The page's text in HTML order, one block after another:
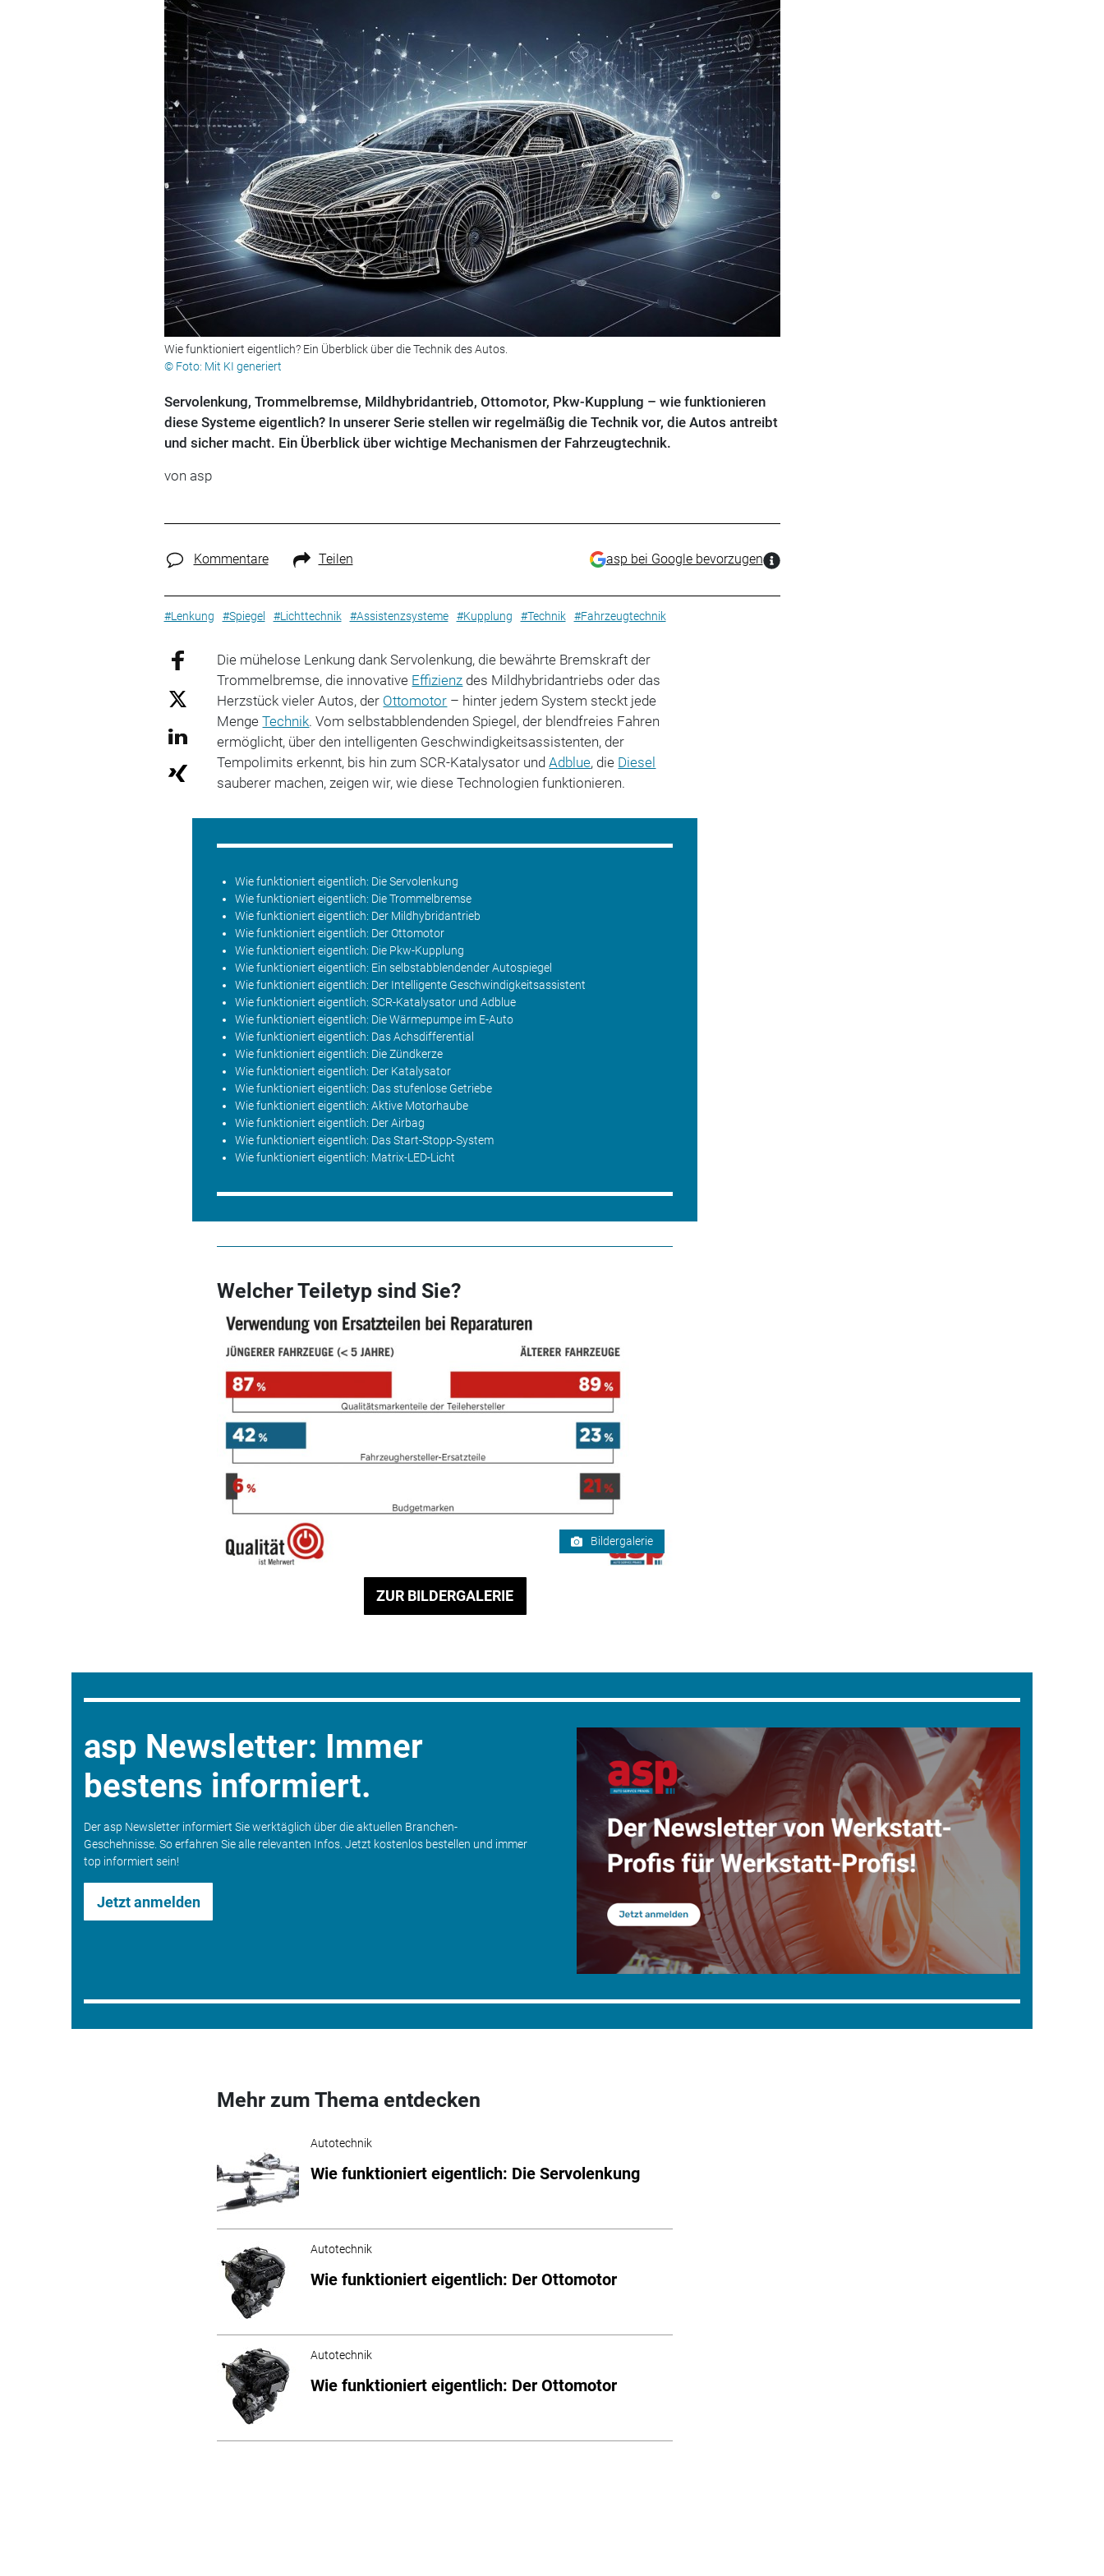
Wie funktioniert eigentlich? Ein Überblick über die Technik des Autos.
© Foto: Mit KI generiert
Servolenkung, Trommelbremse, Mildhybridantrieb, Ottomotor, Pkw-Kupplung – wie funktionieren
diese Systeme eigentlich? In unserer Serie stellen wir regelmäßig die Technik vor, die Autos antreibt
und sicher macht. Ein Überblick über wichtige Mechanismen der Fahrzeugtechnik.
von asp
Kommentare Teilen asp bei Google bevorzugen
#Lenkung #Spiegel #Lichttechnik #Assistenzsysteme #Kupplung #Technik #Fahrzeugtechnik
Die mühelose Lenkung dank Servolenkung, die bewährte Bremskraft der
Trommelbremse, die innovative Effizienz des Mildhybridantriebs oder das
Herzstück vieler Autos, der Ottomotor – hinter jedem System steckt jede
MengeTechnik. Vom selbstabblendenden Spiegel, der blendfreies Fahren
ermöglicht, über den intelligenten Geschwindigkeitsassistenten, der
Tempolimits erkennt, bis hin zum SCR-Katalysator undAdblue, die Diesel
sauberer machen, zeigen wir, wie diese Technologien funktionieren.
Wie funktioniert eigentlich: Die Servolenkung
Wie funktioniert eigentlich: Die Trommelbremse
Wie funktioniert eigentlich: Der Mildhybridantrieb
Wie funktioniert eigentlich: Der Ottomotor
Wie funktioniert eigentlich: Die Pkw-Kupplung
Wie funktioniert eigentlich: Ein selbstabblendender Autospiegel
Wie funktioniert eigentlich: Der Intelligente Geschwindigkeitsassistent
Wie funktioniert eigentlich: SCR-Katalysator und Adblue
Wie funktioniert eigentlich: Die Wärmepumpe im E-Auto
Wie funktioniert eigentlich: Das Achsdifferential
Wie funktioniert eigentlich: Die Zündkerze
Wie funktioniert eigentlich: Der Katalysator
Wie funktioniert eigentlich: Das stufenlose Getriebe
Wie funktioniert eigentlich: Aktive Motorhaube
Wie funktioniert eigentlich: Der Airbag
Wie funktioniert eigentlich: Das Start-Stopp-System
Wie funktioniert eigentlich: Matrix-LED-Licht
Welcher Teiletyp sind Sie?
Bildergalerie
ZUR BILDERGALERIE
asp Newsletter: Immer
bestens informiert.
Der asp Newsletter informiert Sie werktäglich über die aktuellen Branchen-
Geschehnisse. So erfahren Sie alle relevanten Infos. Jetzt kostenlos bestellen und immer
top informiert sein!
Jetzt anmelden
Mehr zum Thema entdecken
Autotechnik
Wie funktioniert eigentlich: Die Servolenkung
Autotechnik
Wie funktioniert eigentlich: Der Ottomotor
Autotechnik
Wie funktioniert eigentlich: Der Ottomotor